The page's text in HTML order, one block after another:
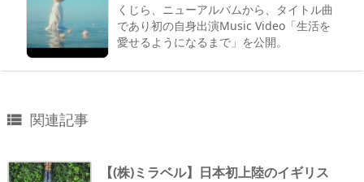
くじら、ニューアルバムから、タイトル曲
であり初の自身出演Music Video「生活を
愛せるようになるまで」を公開。
 関連記事
【(株)ミラベル】日本初上陸のイギリス